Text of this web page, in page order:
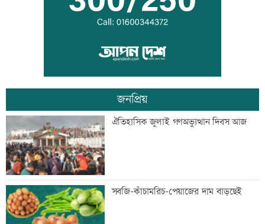
রোববার চট্টগ্রামে যাচ্ছেন প্রধানমন্ত্রী
বিয়ে না করার কারণ জানালেন আমিশা
আওয়ামী লীগের সঙ্গে গণতন্ত্র যায় না: মির্জা
ফখরুল
জনপ্রিয়
ঐতিহাসিক জুলাই গণঅভ্যুত্থান দিবস আজ
সবজি-কাঁচামরিচ-পেয়াজের দাম বাড়ছেই